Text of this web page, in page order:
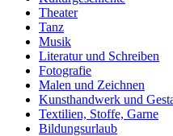
Theater
Tanz
Musik
Literatur und Schreiben
Fotografie
Malen und Zeichnen
Kunsthandwerk und
Textilien, Stoffe, Garne
Bildungsurlaub